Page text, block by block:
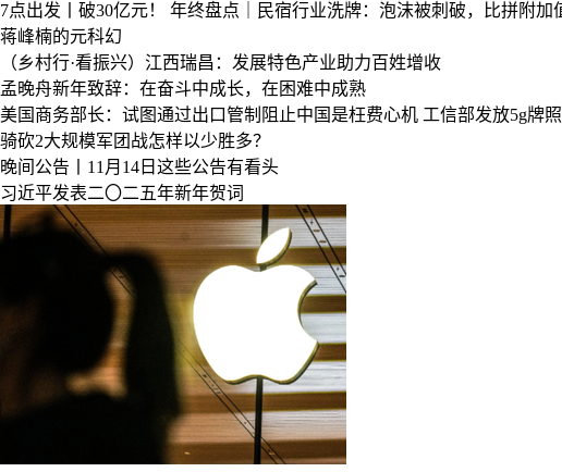
7点出发丨破30亿元！ 年终盘点｜民宿行业洗牌：泡沫被刺破，比拼附加
蒋峰楠的元科幻
（乡村行·看振兴）江西瑞昌：发展特色产业助力百姓增收
孟晚舟新年致辞：在奋斗中成长，在困难中成熟
美国商务部长：试图通过出口管制阻止中国是枉费心机 工信部发放5g牌
骑砍2大规模军团战怎样以少胜多？
晚间公告丨11月14日这些公告有看头
习近平发表二〇二五年新年贺词